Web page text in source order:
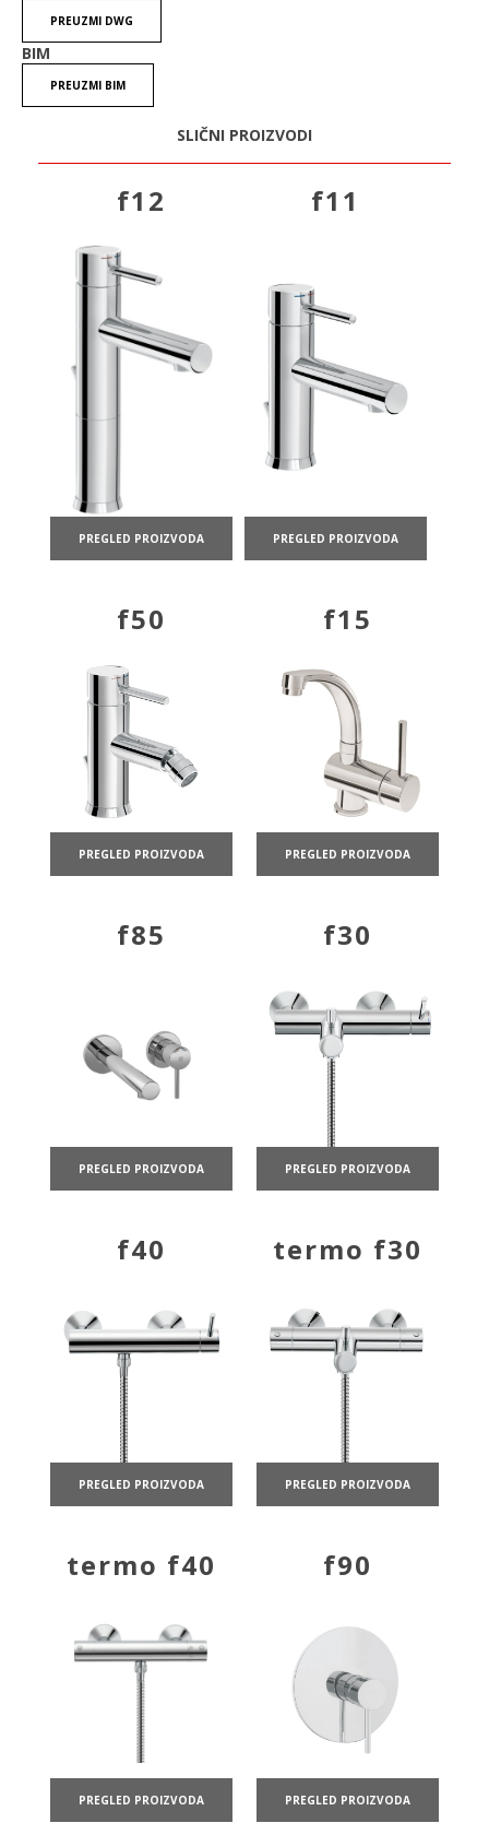
PREUZMI DWG
BIM
PREUZMI BIM
SLIČNI PROIZVODI
f12
PREGLED PROIZVODA
f11
PREGLED PROIZVODA
f50
PREGLED PROIZVODA
f15
PREGLED PROIZVODA
f85
PREGLED PROIZVODA
f30
PREGLED PROIZVODA
f40
PREGLED PROIZVODA
termo f30
PREGLED PROIZVODA
termo f40
PREGLED PROIZVODA
f90
PREGLED PROIZVODA